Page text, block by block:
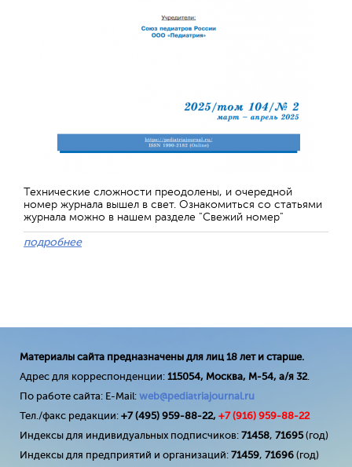
Технические сложности преодолены, и очередной
номер журнала вышел в свет. Ознакомиться со статьями
журнала можно в нашем разделе "Свежий номер"
подробнее
Материалы сайта предназначены для лиц 18 лет и старше.
Адрес для корреспонденции: 115054, Москва, М-54, а/я 32.
По работе сайта: E-Mail: web@pediatriajournal.ru
Тел./факс редакции: +7 (495) 959-88-22, +7 (916) 959-88-22
Индексы для индивидуальных подписчиков: 71458, 71695(год)
Индексы для предприятий и организаций: 71459, 71696 (год)